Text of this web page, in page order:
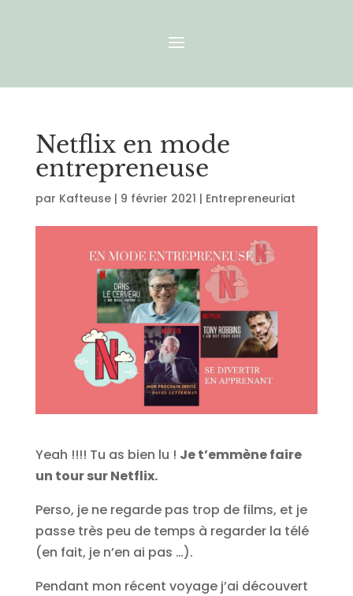
Netflix en mode
entrepreneuse
par Kafteuse| 9 février 2021 | Entrepreneuriat
Yeah !!!! Tu as bien lu ! Je t’emmène faire
un tour sur Netflix.
Perso, je ne regarde pas trop de films, et je
passe très peu de temps à regarder la télé
(en fait, je n’en ai pas …).
Pendant mon récent voyage j’ai découvert